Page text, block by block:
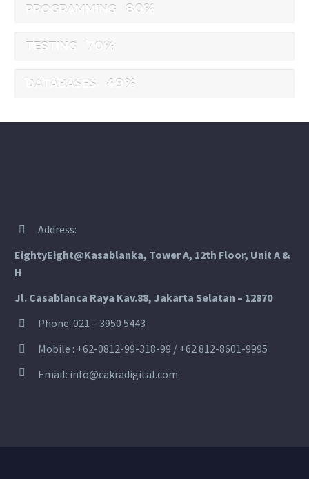
PROGRAMMING 80%
TESTING 70%
DATABASES 49%


Address:
EightyEight@Kasablanka, Tower A, 12th Floor, Unit A &
H
Jl. Casablanca Raya Kav.88, Jakarta Selatan – 12870

 Phone: 021 – 3950 5443

 Mobile : +62-0812-99-318-99 / +62 812-8601-9995

 Email: info@cakradigital.com